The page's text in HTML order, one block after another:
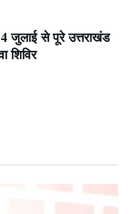
जुलाई से पूरे उत्तराखंड
शिविर